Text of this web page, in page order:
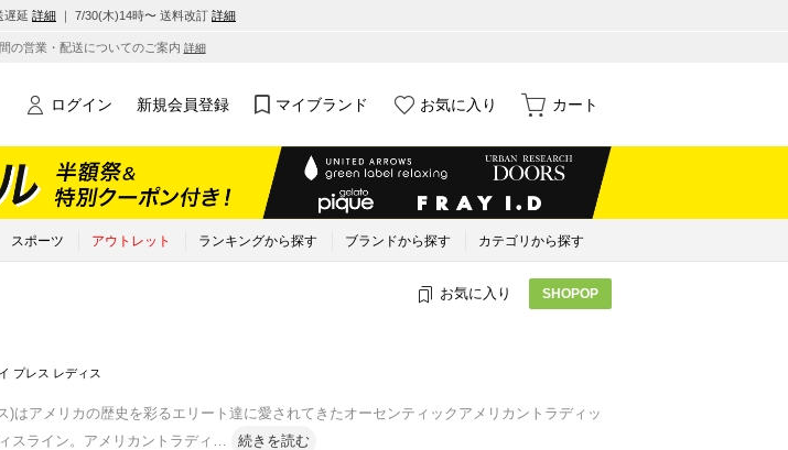
遅延 詳細 ｜ 7/30(木)14時〜 送料改訂 詳細
の営業・配送についてのご案内 詳細
ログイン 新規会員登録 マイブランド お気に入り カート
スポーツ アウトレット ランキングから探す ブランドから探す カテゴリから探す
お気に入り SHOPOP
プレス レディス
はアメリカの歴史を彩るエリート達に愛されてきたオーセンティックアメリカントラディッ
スライン。アメリカントラディ
続きを読む